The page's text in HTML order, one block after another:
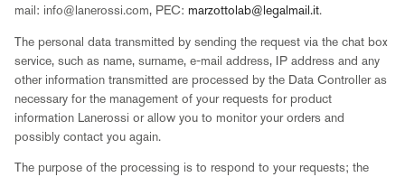
mail: info@lanerossi.com, PEC: marzottolab@legalmail.it.
The personal data transmitted by sending the request via the chat box
service, such as name, surname, e-mail address, IP address and any
other information transmitted are processed by the Data Controller as
necessary for the management of your requests for product
information Lanerossi or allow you to monitor your orders and
possibly contact you again.
The purpose of the processing is to respond to your requests; the